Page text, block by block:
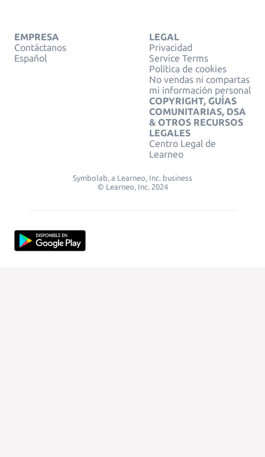
EMPRESA
Contáctanos
Español
LEGAL
Privacidad
Service Terms
Política de cookies
No vendas ni compartas
mi información personal
COPYRIGHT, GUÍAS
COMUNITARIAS, DSA
& OTROS RECURSOS
LEGALES
Centro Legal de
Learneo
Symbolab, a Learneo, Inc. business
© Learneo, Inc. 2024